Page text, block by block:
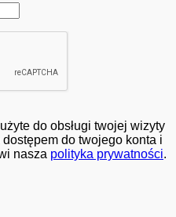
do obsługi twojej wizyty
do twojego konta i
nasza polityka prywatności.